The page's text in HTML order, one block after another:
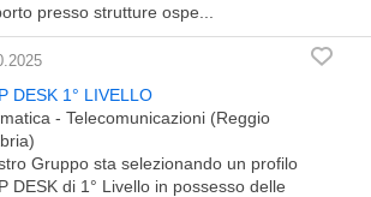
presso strutture ospe...
DESK 1° LIVELLO
- Telecomunicazioni (Reggio
Gruppo sta selezionando un profilo
DESK di 1° Livello in possesso delle